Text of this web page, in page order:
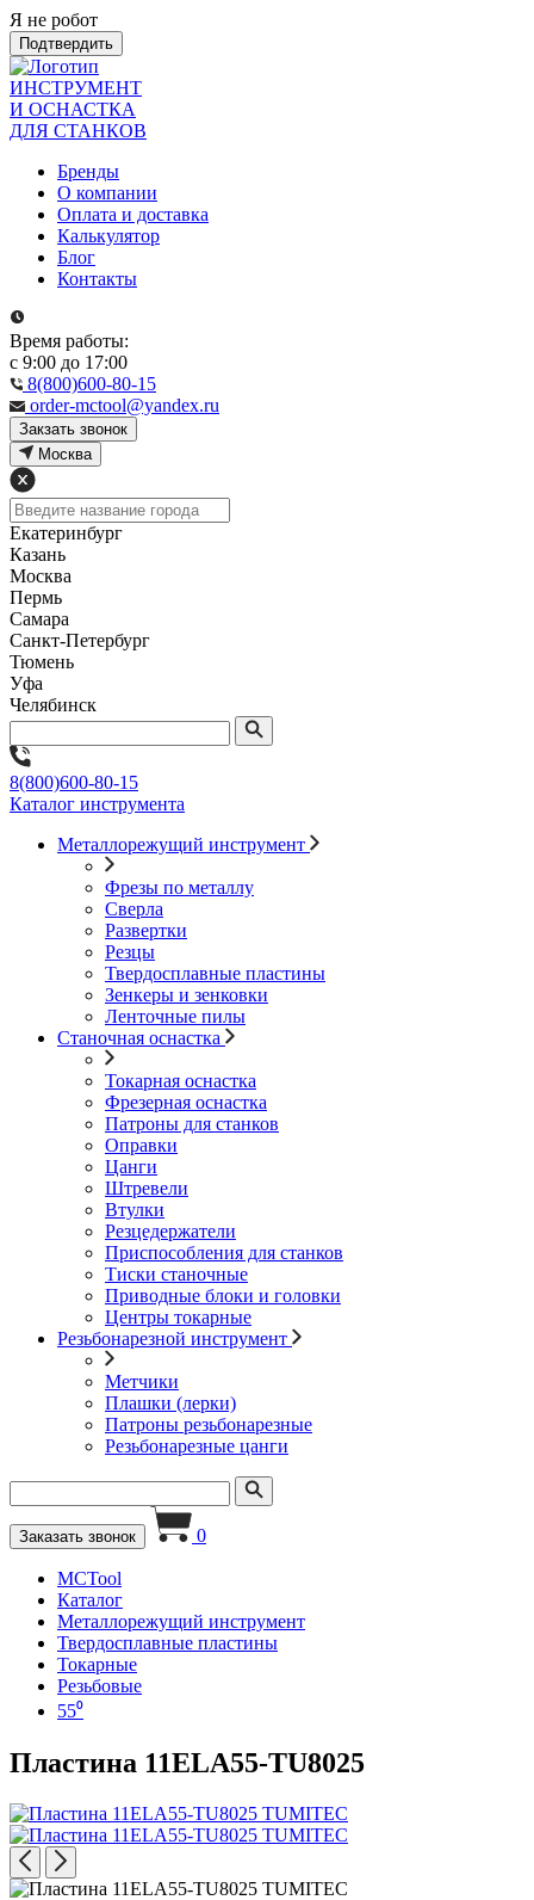
Я не робот
Подтвердить
ИНСТРУМЕНТ
И ОСНАСТКА
ДЛЯ СТАНКОВ
Бренды
О компании
Оплата и доставка
Калькулятор
Блог
Контакты
Время работы:
с 9:00 до 17:00
8(800)600-80-15
order-mctool@yandex.ru
Закзать звонок
Москва
Екатеринбург
Казань
Москва
Пермь
Самара
Санкт-Петербург
Тюмень
Уфа
Челябинск
8(800)600-80-15
Каталог инструмента
Металлорежущий инструмент
Фрезы по металлу
Сверла
Развертки
Резцы
Твердосплавные пластины
Зенкеры и зенковки
Ленточные пилы
Станочная оснастка
Токарная оснастка
Фрезерная оснастка
Патроны для станков
Оправки
Цанги
Штревели
Втулки
Резцедержатели
Приспособления для станков
Тиски станочные
Приводные блоки и головки
Центры токарные
Резьбонарезной инструмент
Метчики
Плашки (лерки)
Патроны резьбонарезные
Резьбонарезные цанги
Заказать звонок 0
MCTool
Каталог
Металлорежущий инструмент
Твердосплавные пластины
Токарные
Резьбовые
55⁰
Пластина 11ELA55-TU8025